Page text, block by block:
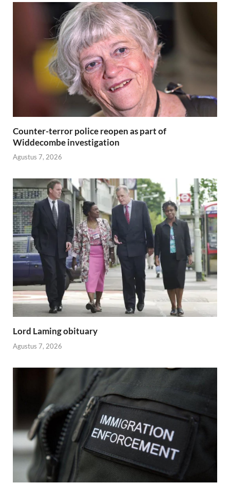
Counter-terror police reopen as part of
Widdecombe investigation
Agustus 7, 2026
Lord Laming obituary
Agustus 7, 2026